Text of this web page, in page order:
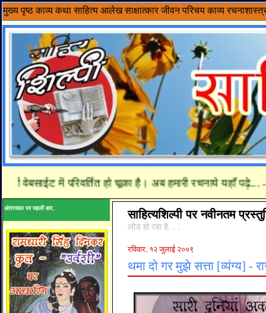
मुख्य पृष्ठ काव्य कथा साहित्य आलेख साक्षात्कार जीवन परिचय काव्य
में परिवर्तित हो चूका है। अब हमारी रचनाये यहाँ पढ़े... -
अंतरजाल पर पहली बार.. साहित्यशिल्पी पर नवीनतम
लोड हो रहा है. . .
रविवार, १२ जुलाई २००९
थमा दो गर मुझे सत्ता [व्यंग्य] -